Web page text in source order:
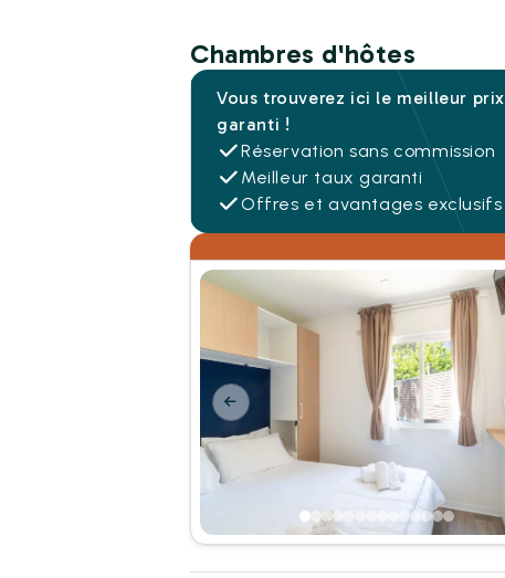
Chambres d'hôtes
Vous trouverez ici le meilleur prix
garanti !
Réservation sans commission
Meilleur taux garanti
Offres et avantages exclusifs